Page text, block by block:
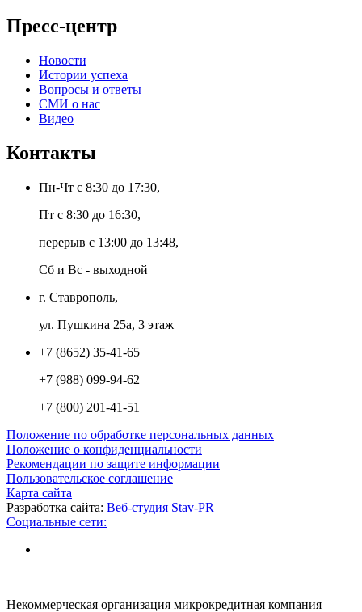
Пресс-центр
Новости
Истории успеха
Вопросы и ответы
СМИ о нас
Видео
Контакты
Пн-Чт с 8:30 до 17:30,
Пт с 8:30 до 16:30,
перерыв с 13:00 до 13:48,
Сб и Вс - выходной
г. Ставрополь,
ул. Пушкина 25а, 3 этаж
+7 (8652) 35-41-65
+7 (988) 099-94-62
+7 (800) 201-41-51
Положение по обработке персональных данных
Положение о конфиденциальности
Рекомендации по защите информации
Пользовательское соглашение
Карта сайта
Разработка сайта: Веб-студия Stav-PR
Социальные сети:
Некоммерческая организация микрокредитная компания